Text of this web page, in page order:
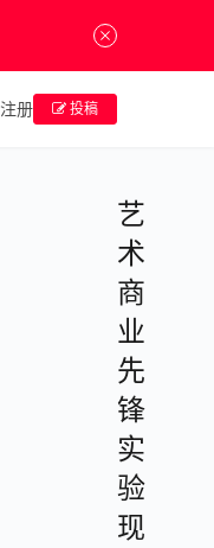
注册 投稿
艺
术
商
业
先
锋
实
验
现